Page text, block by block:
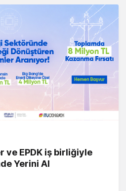
ve EPDK iş birliğiyle
Yerini Al